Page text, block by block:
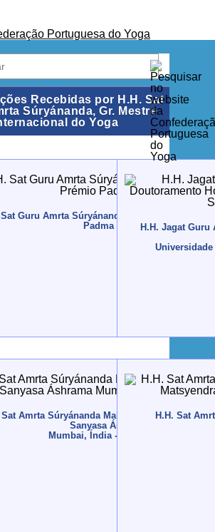
Recebidas por H.H. Sat
Súryánanda, Gr. Mestre
do Yoga
Guru Amrta Súryánanda Mahá Rája recebe
Padma Shrí
H.H. Jagat Guru
Universidade
Sat Amrta Súryánanda Mahá Rája recebe o
Sanyasa Áshrama
Mumbai, Índia - 2014, Julho
H.H. Sat